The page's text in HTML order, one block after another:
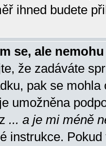
ihned budete
se, ale
že zadáváte
pak se
umožněna
... a je mi méně
instrukce.